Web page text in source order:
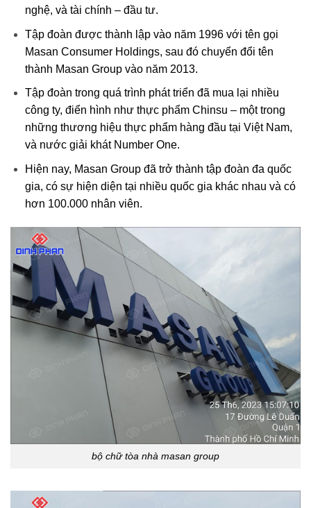
nghệ, và tài chính – đầu tư.
Tập đoàn được thành lập vào năm 1996 với tên gọi
Masan Consumer Holdings, sau đó chuyển đổi tên
thành Masan Group vào năm 2013.
Tập đoàn trong quá trình phát triển đã mua lại nhiều
công ty, điển hình như thực phẩm Chinsu – một trong
những thương hiệu thực phẩm hàng đầu tại Việt Nam,
và nước giải khát Number One.
Hiện nay, Masan Group đã trở thành tập đoàn đa quốc
gia, có sự hiện diện tại nhiều quốc gia khác nhau và có
hơn 100.000 nhân viên.
bộ chữ tòa nhà masan group